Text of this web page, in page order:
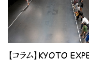
【コラム】KYOTO